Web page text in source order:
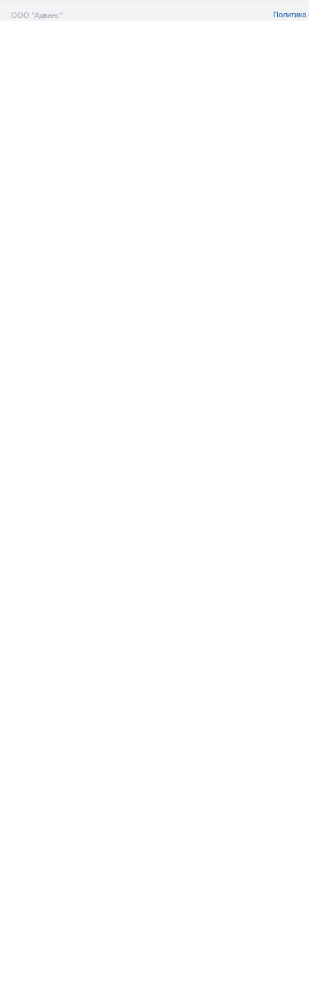
ООО "Адванс" Политика